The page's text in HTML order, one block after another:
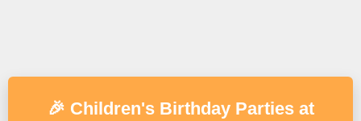
🎉 Children's Birthday Parties at